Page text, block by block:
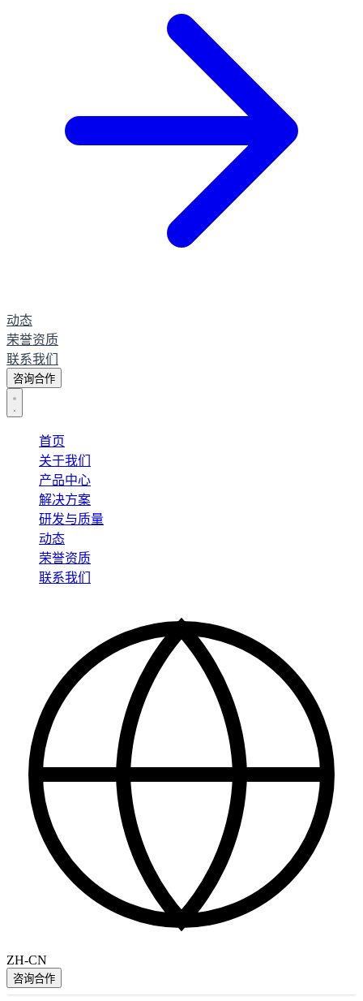
动态
荣誉资质
联系我们
咨询合作
首页
关于我们
产品中心
解决方案
研发与质量
动态
荣誉资质
联系我们
ZH-CN
咨询合作